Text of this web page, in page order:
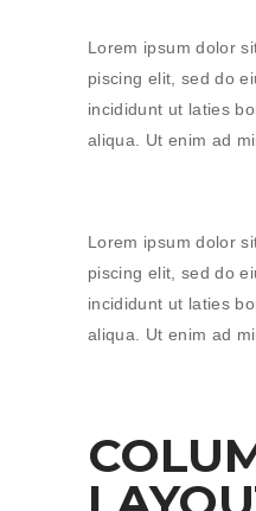
Lorem ipsum dolor
piscing elit, sed do
incididunt ut laties
aliqua. Ut enim ad
Lorem ipsum dolor
piscing elit, sed do
incididunt ut laties
aliqua. Ut enim ad